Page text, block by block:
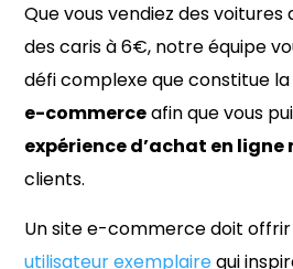
Que vous vendiez des
des caris à 6€, notre équipe
défi complexe que constitue la
e-commerceafin que vous
expérience d’achat en
clients.
Un site e-commerce doit
utilisateur exemplairequi